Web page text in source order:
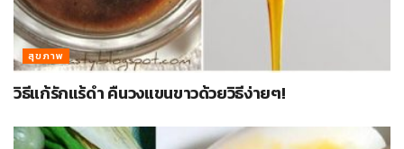
สุขภาพ
วิธีแก้รักแร้ดำ คืนวงแขนขาวด้วยวิธีง่ายๆ!